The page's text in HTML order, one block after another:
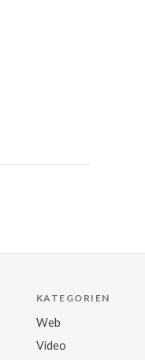
KATEGORIEN
Web
Video